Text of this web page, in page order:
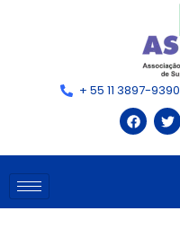
+ 55 11 3897-9390